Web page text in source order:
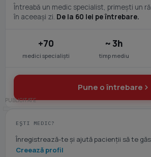
Întreabă un medic specialist, primești un
în aceeași zi. De la 60 lei pe întrebare.
+70
medici specialiști
~ 3h
timp mediu
Pune o întrebare
EȘTI MEDIC?
Înregistrează-te și ajută pacienții să te
Creează profil